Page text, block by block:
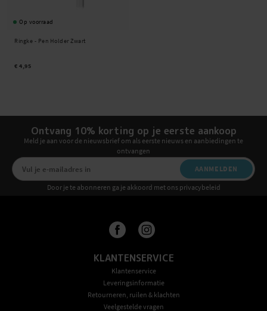
Op voorraad
Ringke - Pen Holder Zwart
€ 4,95
Ontvang 10% korting op je eerste aankoop
Meld je aan voor de nieuwsbrief om als eerste nieuws en aanbiedingen te
ontvangen
AANMELDEN
Door je te abonneren ga je akkoord met ons privacybeleid
KLANTENSERVICE
Klantenservice
Leveringsinformatie
Retourneren, ruilen & klachten
Veelgestelde vragen